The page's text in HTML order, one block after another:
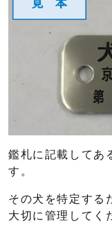
鑑札に記載してあ
す。
その犬を特定する
大切に管理してく